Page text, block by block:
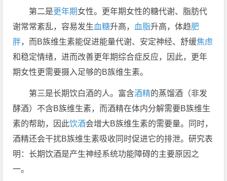
第二是更年期女性。更年期女性的糖代谢、脂肪代
谢常常紊乱，容易发生血糖升高， 血脂升高，体趋肥
胖，而B族维生素能促进能量代谢、安定神经、舒缓焦虑
和稳定情绪，进而改善更年期综合症反应，因此，更年
期女性更需要摄入足够的B族维生素。
第三是长期饮白酒的人。富含酒精的蒸馏酒（非发
酵酒）不含B族维生素，而酒精在体内分解需要B族维生
素的帮助，因此饮酒会增大B族维生素的需要量。同时，
酒精还会干扰B族维生素吸收同时促进它的排泄。研究表
明：长期饮酒是产生神经系统功能障碍的主要原因之
一。